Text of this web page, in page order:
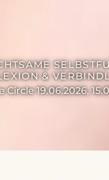
&
Circle 19.06.2026,